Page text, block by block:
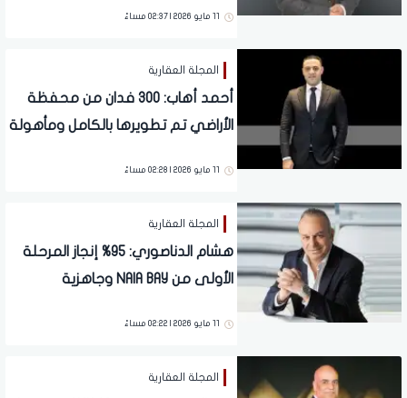
المقبلة
11 مايو 2026 | 02:37 مساءً
المجلة العقارية
أحمد أهاب: 300 فدان من محفظة
الأراضي تم تطويرها بالكامل ومأهولة
11 مايو 2026 | 02:28 مساءً
المجلة العقارية
هشام الدناصوري: 95% إنجاز المرحلة
الأولى من NAIA BAY وجاهزية
11 مايو 2026 | 02:22 مساءً
المجلة العقارية